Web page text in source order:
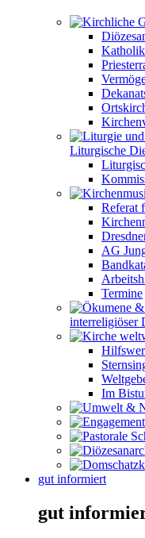
Liturgische
Referat
AG
Termine
interreligiöser
Im
gut informiert
gut